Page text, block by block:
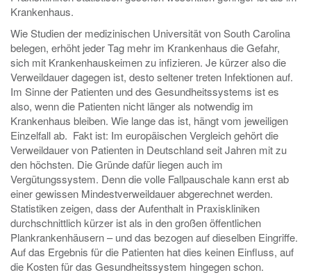
Krankenhaus.
Wie Studien der medizinischen Universität von South Carolina
belegen, erhöht jeder Tag mehr im Krankenhaus die Gefahr,
sich mit Krankenhauskeimen zu infizieren. Je kürzer also die
Verweildauer dagegen ist, desto seltener treten Infektionen auf.
Im Sinne der Patienten und des Gesundheitssystems ist es
also, wenn die Patienten nicht länger als notwendig im
Krankenhaus bleiben. Wie lange das ist, hängt vom jeweiligen
Einzelfall ab. Fakt ist: Im europäischen Vergleich gehört die
Verweildauer von Patienten in Deutschland seit Jahren mit zu
den höchsten. Die Gründe dafür liegen auch im
Vergütungssystem. Denn die volle Fallpauschale kann erst ab
einer gewissen Mindestverweildauer abgerechnet werden.
Statistiken zeigen, dass der Aufenthalt in Praxiskliniken
durchschnittlich kürzer ist als in den großen öffentlichen
Plankrankenhäusern – und das bezogen auf dieselben Eingriffe.
Auf das Ergebnis für die Patienten hat dies keinen Einfluss, auf
die Kosten für das Gesundheitssystem hingegen schon.